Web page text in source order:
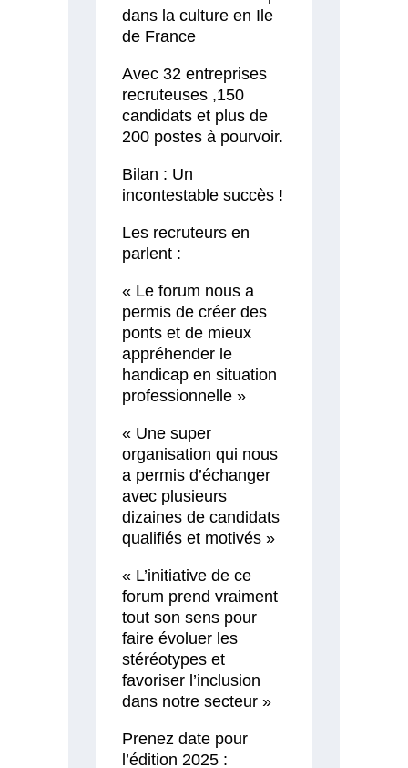
dans la culture en Ile
de France
Avec 32 entreprises
recruteuses ,150
candidats et plus de
200 postes à pourvoir.
Bilan : Un
incontestable succès !
Les recruteurs en
parlent :
« Le forum nous a
permis de créer des
ponts et de mieux
appréhender le
handicap en situation
professionnelle »
« Une super
organisation qui nous
a permis d’échanger
avec plusieurs
dizaines de candidats
qualifiés et motivés »
« L’initiative de ce
forum prend vraiment
tout son sens pour
faire évoluer les
stéréotypes et
favoriser l’inclusion
dans notre secteur »
Prenez date pour
l’édition 2025 :